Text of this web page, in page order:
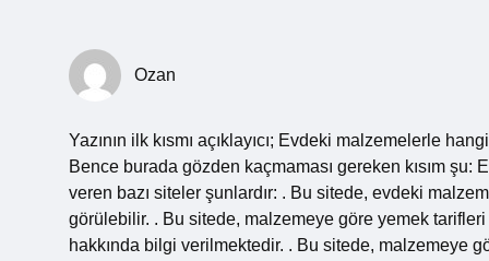
Ozan
Yazının ilk kısmı açıklayıcı; Evdeki malzemelerle
Bence burada gözden kaçmaması gereken kısım
veren bazı siteler şunlardır: . Bu sitede, evdeki
görülebilir. . Bu sitede, malzemeye göre yemek
hakkında bilgi verilmektedir. . Bu sitede, malzemeye